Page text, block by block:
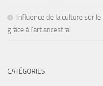
Influence de la culture sur
grâce à l’art ancestral
CATÉGORIES